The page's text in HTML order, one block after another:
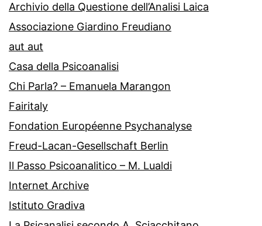
Archivio della Questione dell’Analisi Laica
Associazione Giardino Freudiano
aut aut
Casa della Psicoanalisi
Chi Parla? – Emanuela Marangon
Fairitaly
Fondation Européenne Psychanalyse
Freud-Lacan-Gesellschaft Berlin
Il Passo Psicoanalitico – M. Lualdi
Internet Archive
Istituto Gradiva